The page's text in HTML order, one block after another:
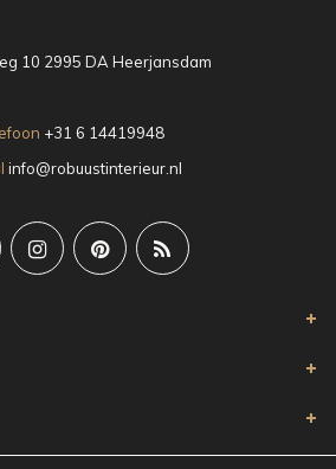
10 2995 DA Heerjansdam
+31 6 14419948
info@robuustinterieur.nl